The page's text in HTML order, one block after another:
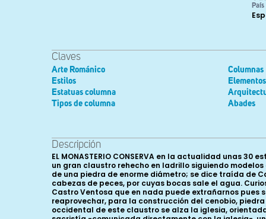
País
Claves
Arte Románico
Estilos
Estatuas columna
Tipos de columna
Columnas
Abades
Descripción
EL MONASTERIO CONSERVA en la actualidad unas 30 estancias o dependencias (la mayoría en ruinas) dispuestas -como es norma en los monasterios cistercienses- alrededor de un gran claustro rehecho en ladrillo siguiendo modelos góticos a mediados del siglo XVI; claustro en el que se ubicaba una fuente que alcanzó a ver Jovellanos en 1792, “con taza de una piedra de enorme diámetro; se dice traída de Castro-Ventosa. En medio una columna, encima otra taza pequeña y en ella un niño sentado cogiendo con las manos unas cabezas de peces, por cuyas bocas sale el agua. Curiosa escultura del mismo tiempo...” y que hoy podemos admirar en la Alameda de Villafranca del Bierzo. Procedencia de Castro Ventosa que en nada puede extrañarnos pues sendos privilegios de los monarcas Fernando II (1186) y Alfonso X (1210) recogidos por Mercedes Durany autorizaron a reaprovechar, para la construcción del cenobio, piedra procedente de esa ya por entonces despoblada y arruinada localidad leonesa cercana al monasterio. En la panda occidental de este claustro se alza la iglesia, orientada de este a oeste e iniciada, según fray Jerónimo de Llamas, el 17 de octubre de 1138; en la planta baja de la oriental la sacristía -comunicada directamente con la iglesia-, un pasadizo, el locutorio -locutorium o auditorium, espacio en el que el abad distribuía los trabajos cotidianos de los monjes y que se comunicaba con el huerto monástico- y la sala capitular mientras que en la superior se localiza el espacio denominado “Palacio Real” (del siglo XIII, compuesto por tres salas, una de ellas dedicada ya en época tardía a archivo); y en la planta baja de la sur el Refectorium de los monjes (como ya hemos indicado convertido ahora en sala de exposiciones), la cocina, del siglo X V II -común para monjes y conversos- y la despensa o cillería, rehechas entre los siglos XVI-XVIII. Muy poco es lo que podemos decir de su iglesia, ahora parroquial, en numerosas ocasiones ampliada y renovada, y de sus constructores, aunque se ha podido conocer el nombre de algunos de los posibles maestros o encargados de obras (magister operis) que trabajaron a lo largo del siglo XIII (1202-1283): Juan Petri (Petri de Opera, 1202), Martinus (1214), Pedro López (Petrus Lupi Magister de opera, 1217- 1219), Juan Munionis (1235), Juan Pérez (1273), Simón Juliánez (1275) y, finalmente, Juan López (1283). Únicamente conservamos una descripción de la misma antes de su definitiva destrucción, del estado en que se encontraba siglos después, en 1792, gracias a las anotaciones que el ilustrado Gaspar Melchor de Jovellanos dejó en sus Diarios después de la visita que realizó dicho año: “por el gusto de la de Val-de-Dios, aunque más pequeña... es larguísima, estrechísima, y por lo mismo parece altísima. Se piensa en obra y no se hace. Los planos, de un chapucero del país son miserables; los de D. Guillermo Casanova, más magníficos de lo que permiten las facultades del monasterio; los que hizo últimamente un arquitecto de León, fueron